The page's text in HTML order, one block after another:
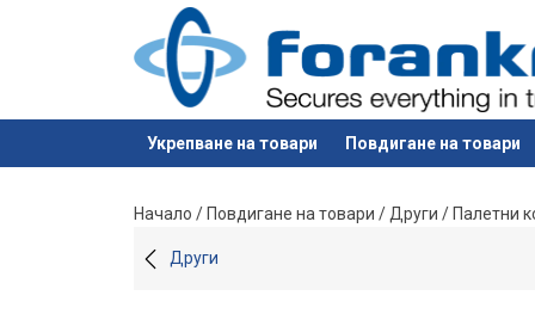
Укрепване на товари Повдигане на товари
е добавен към вашето запитване
Начало / Повдигане на товари / Други / Палетни
Други